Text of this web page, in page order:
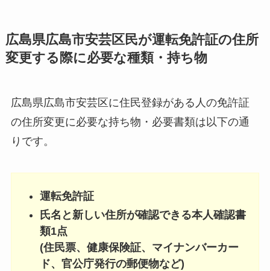
広島県広島市安芸区民が運転免許証の住所
変更する際に必要な種類・持ち物
広島県広島市安芸区に住民登録がある人の免許証
の住所変更に必要な持ち物・必要書類は以下の通
りです。
運転免許証
氏名と新しい住所が確認できる本人確認書
類1点
(住民票、健康保険証、マイナンバーカー
ド、官公庁発行の郵便物など)